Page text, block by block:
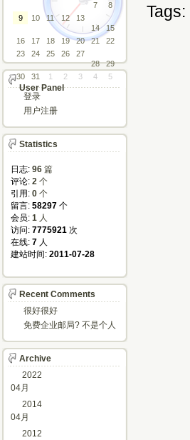
Tags:
7
8
9
10 11 12
13
14
15
16
17 18 19 20 21
22
23
24 25 26
27
28
29
30
31 1 2 3 4 5
User Panel
登录
用户注册
Statistics
日志: 96 篇
评论: 2 个
引用: 0 个
留言: 58297 个
会员: 1 人
访问: 7775921 次
在线: 7 人
建站时间: 2011-07-28
Recent Comments
很好很好
免费企业邮局? 不是个人
Archive
2022
04月
2014
04月
2012